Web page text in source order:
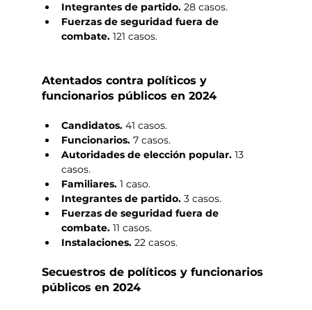
Integrantes de partido. 28 casos.
Fuerzas de seguridad fuera de
combate. 121 casos.
Atentados contra políticos y
funcionarios públicos en 2024
Candidatos. 41 casos.
Funcionarios. 7 casos.
Autoridades de elección popular. 13
casos.
Familiares. 1 caso.
Integrantes de partido. 3 casos.
Fuerzas de seguridad fuera de
combate. 11 casos.
Instalaciones. 22 casos.
Secuestros de políticos y funcionarios
públicos en 2024